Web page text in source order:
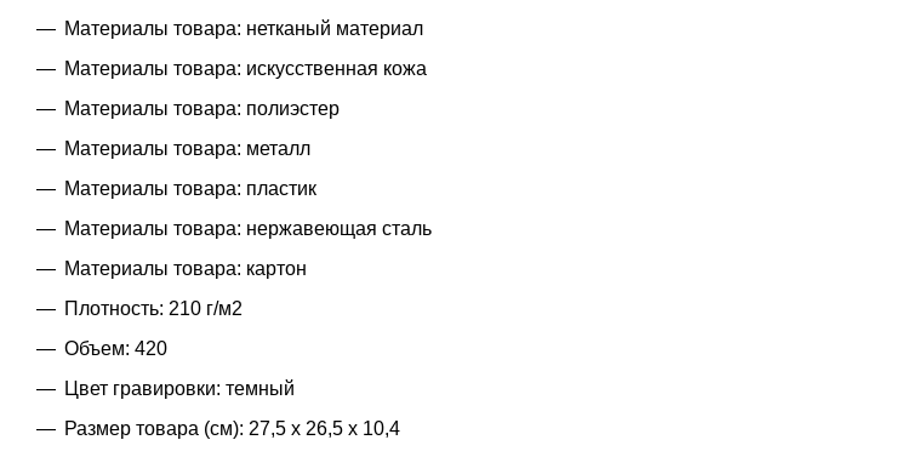
Материалы товара: нетканый материал
Материалы товара: искусственная кожа
Материалы товара: полиэстер
Материалы товара: металл
Материалы товара: пластик
Материалы товара: нержавеющая cталь
Материалы товара: картон
Плотность: 210 г/м2
Объем: 420
Цвет гравировки: темный
Размер товара (см): 27,5 х 26,5 х 10,4